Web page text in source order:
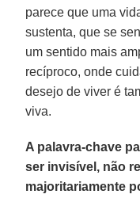
parece que uma
sustenta, que se
um sentido mais
recíproco, onde
desejo de viver é
viva.
A palavra-chave
ser invisível, não
majoritariamente